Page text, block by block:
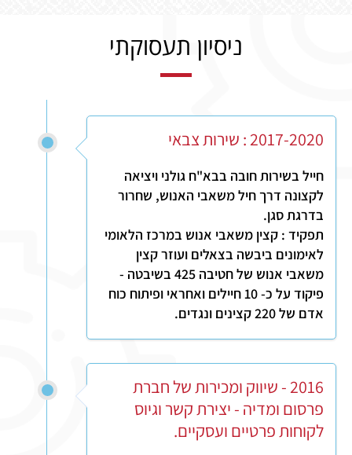
ניסיון תעסוקתי
2017-2020 : שירות צבאי
חייל בשירות חובה בבא"ח גולני ויציאה
לקצונה דרך חיל משאבי האנוש, שחרור
בדרגת סגן.
תפקיד : קצין משאבי אנוש במרכז הלאומי
לאימונים ביבשה בצאלים ועוזר קצין
משאבי אנוש של חטיבה 425 בשיבטה -
פיקוד על כ- 10 חיילים ואחראי ופיתוח כוח
אדם של 220 קצינים ונגדים.
2016 - שיווק ומכירות של חברת
פרסום ומדיה - יצירת קשר וגיוס
לקוחות פרטיים ועסקיים.